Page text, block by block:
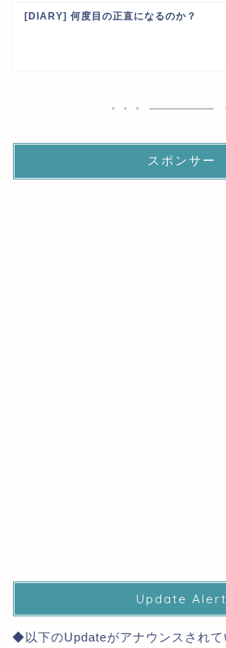
[DIARY] 何度目の正直になるのか？
スポンサー
Update Alert
◆以下のUpdateがアナウンスされて